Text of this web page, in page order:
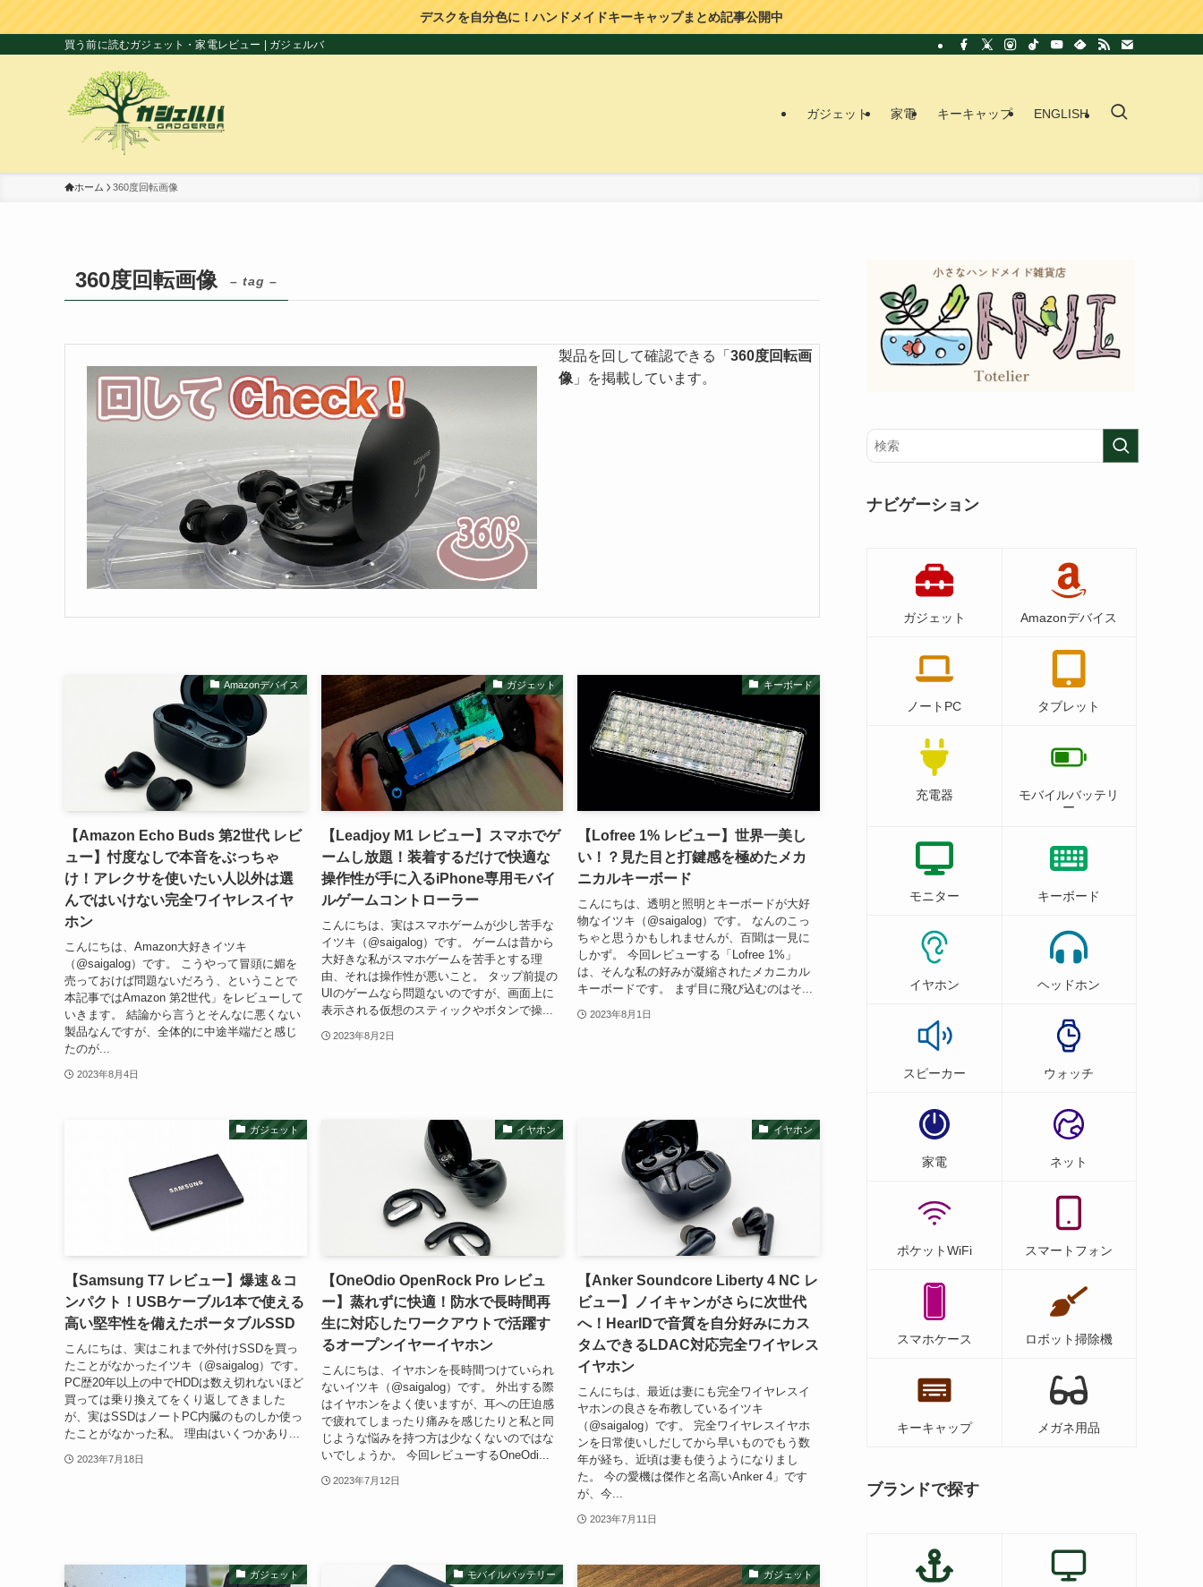
デスクを自分色に！ハンドメイドキーキャップまとめ記事公開中
買う前に読むガジェット・家電レビュー | ガジェルバ
ガジェット 家電 キーキャップ ENGLISH
ホーム 360度回転画像
360度回転画像 – tag –
製品を回して確認できる「360度回転画
像 」を掲載しています。
Amazonデバイス
【Amazon Echo Buds 第2世代 レビ
ュー】忖度なしで本音をぶっちゃ
け！アレクサを使いたい人以外は選
んではいけない完全ワイヤレスイヤ
ホン
こんにちは、Amazon大好きイツキ
（@saigalog）です。 こうやって冒頭に媚を
売っておけば問題ないだろう、ということで
本記事ではAmazon 第2世代」をレビューして
いきます。 結論から言うとそんなに悪くない
製品なんですが、全体的に中途半端だと感じ
たのが...
2023年8月4日
ガジェット
【Leadjoy M1 レビュー】スマホでゲ
ームし放題！装着するだけで快適な
操作性が手に入るiPhone専用モバイ
ルゲームコントローラー
こんにちは、実はスマホゲームが少し苦手な
イツキ（@saigalog）です。 ゲームは昔から
大好きな私がスマホゲームを苦手とする理
由、それは操作性が悪いこと。 タップ前提の
UIのゲームなら問題ないのですが、画面上に
表示される仮想のスティックやボタンで操...
2023年8月2日
キーボード
【Lofree 1% レビュー】世界一美し
い！？見た目と打鍵感を極めたメカ
ニカルキーボード
こんにちは、透明と照明とキーボードが大好
物なイツキ（@saigalog）です。 なんのこっ
ちゃと思うかもしれませんが、百聞は一見に
しかず。 今回レビューする「Lofree 1%」
は、そんな私の好みが凝縮されたメカニカル
キーボードです。 まず目に飛び込むのはそ...
2023年8月1日
ガジェット
【Samsung T7 レビュー】爆速＆コ
ンパクト！USBケーブル1本で使える
高い堅牢性を備えたポータブルSSD
こんにちは、実はこれまで外付けSSDを買っ
たことがなかったイツキ（@saigalog）です。
PC歴20年以上の中でHDDは数え切れないほど
買っては乗り換えてをくり返してきました
が、実はSSDはノートPC内臓のものしか使っ
たことがなかった私。 理由はいくつかあり...
2023年7月18日
イヤホン
【OneOdio OpenRock Pro レビュ
ー】蒸れずに快適！防水で長時間再
生に対応したワークアウトで活躍す
るオープンイヤーイヤホン
こんにちは、イヤホンを長時間つけていられ
ないイツキ（@saigalog）です。 外出する際
はイヤホンをよく使いますが、耳への圧迫感
で疲れてしまったり痛みを感じたりと私と同
じような悩みを持つ方は少なくないのではな
いでしょうか。 今回レビューするOneOdi...
2023年7月12日
イヤホン
【Anker Soundcore Liberty 4 NC レ
ビュー】ノイキャンがさらに次世代
へ！HearIDで音質を自分好みにカス
タムできるLDAC対応完全ワイヤレス
イヤホン
こんにちは、最近は妻にも完全ワイヤレスイ
ヤホンの良さを布教しているイツキ
（@saigalog）です。 完全ワイヤレスイヤホ
ンを日常使いしだしてから早いものでもう数
年が経ち、近頃は妻も使うようになりまし
た。 今の愛機は傑作と名高いAnker 4」です
が、今...
2023年7月11日
ガジェット モバイルバッテリー ガジェット
ナビゲーション
ガジェット Amazonデバイス
ノートPC タブレット
充電器
モバイルバッテリ
ー
モニター キーボード
イヤホン ヘッドホン
スピーカー ウォッチ
家電 ネット
ポケットWiFi スマートフォン
スマホケース ロボット掃除機
キーキャップ メガネ用品
ブランドで探す